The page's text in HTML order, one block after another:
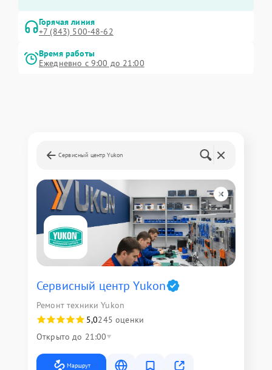
Горячая линия
+7 (843) 500-48-62
Время работы
Ежедневно с 9:00 до 21:00
Сервисный центр Yukon
Сервисный центр Yukon
Ремонт техники Yukon
5,0245 оценки
Открыто до 21:00
Маршрут